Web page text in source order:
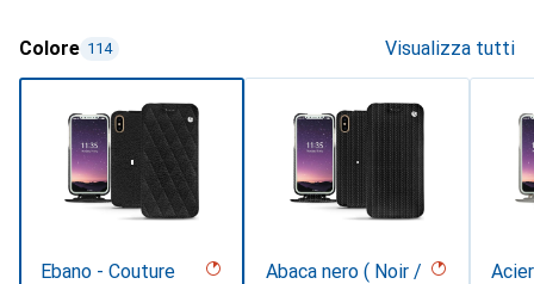
Colore 114 Visualizza tutti
Ebano - Couture
Abaca nero ( Noir /